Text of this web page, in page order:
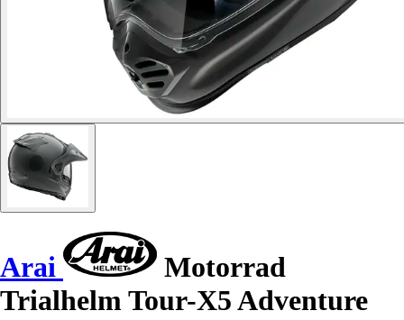
Arai
Motorrad
Trialhelm Tour-X5 Adventure